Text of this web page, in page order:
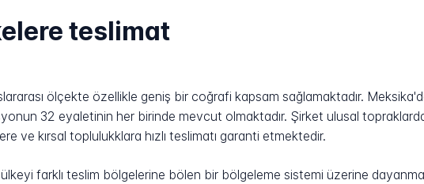
teslimat
ölçekte özellikle geniş bir coğrafi kapsam sağlamaktadır.
32 eyaletinin her birinde mevcut olmaktadır. Şirket ulusal
ve kırsal toplulukklara hızlı teslimatı garanti etmektedir.
farklı teslim bölgelerine bölen bir bölgeleme sistemi üzerine